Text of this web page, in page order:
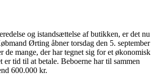
og istand­s­æt­tel­se af butik­ken, er det nu
Ørting åbner tors­dag den 5. sep­tem­ber
de man­ge, der har teg­net sig for et øko­no­misk
er tid til at beta­le. Bebo­er­ne har til sam­men
600.000 kr.